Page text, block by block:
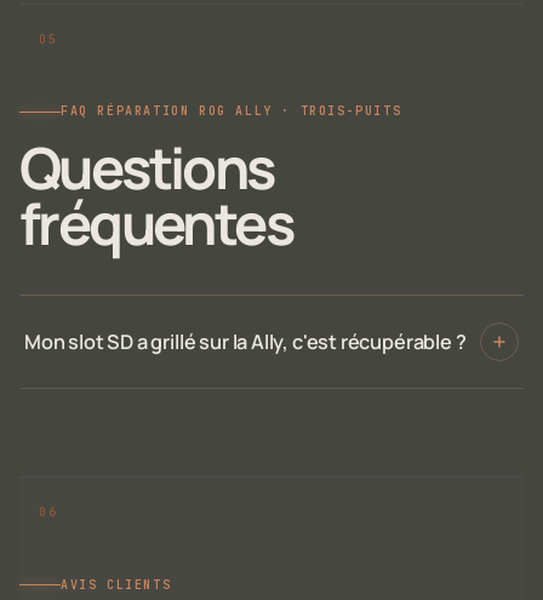
FAQ RÉPARATION ROG ALLY · TROIS-PUITS
Questions
fréquentes
Mon slot SD a grillé sur la Ally, c'est récupérable ?
AVIS CLIENTS